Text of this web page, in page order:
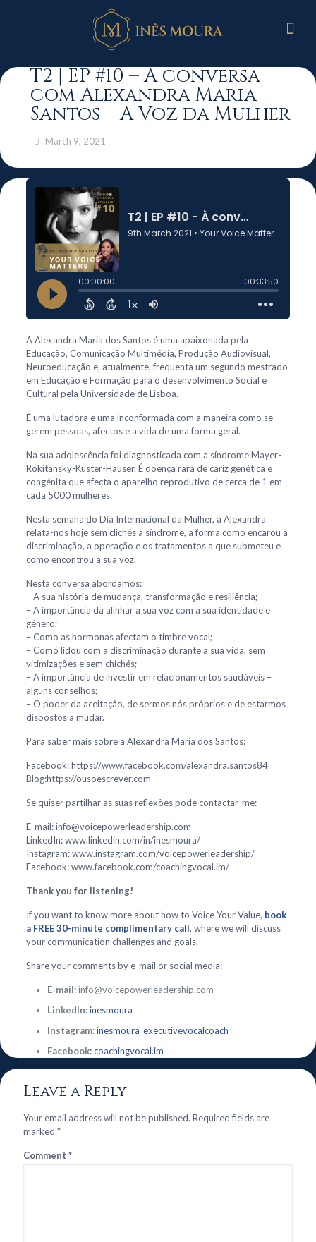
T2 | EP #10 – À conversa
com Alexandra Maria
Santos – A Voz da Mulher
March 9, 2021
A Alexandra Maria dos Santos é uma apaixonada pela
Educação, Comunicação Multimédia, Produção Audiovisual,
Neuroeducação e, atualmente, frequenta um segundo mestrado
em Educação e Formação para o desenvolvimento Social e
Cultural pela Universidade de Lisboa.
É uma lutadora e uma inconformada com a maneira como se
gerem pessoas, afectos e a vida de uma forma geral.
Na sua adolescência foi diagnosticada com a síndrome Mayer-
Rokitansky-Kuster-Hauser. É doença rara de cariz genética e
congénita que afecta o aparelho reprodutivo de cerca de 1 em
cada 5000 mulheres.
Nesta semana do Dia Internacional da Mulher, a Alexandra
relata-nos hoje sem clichés a síndrome, a forma como encarou a
discriminação, a operação e os tratamentos a que submeteu e
como encontrou a sua voz.
Nesta conversa abordamos:
– A sua história de mudança, transformação e resiliência;
– A importância da alinhar a sua voz com a sua identidade e
género;
– Como as hormonas afectam o timbre vocal;
– Como lidou com a discriminação durante a sua vida, sem
vitimizações e sem chichés;
– A importância de investir em relacionamentos saudáveis –
alguns conselhos;
– O poder da aceitação, de sermos nós próprios e de estarmos
dispostos a mudar.
Para saber mais sobre a Alexandra Maria dos Santos:
Facebook: https://www.facebook.com/alexandra.santos84
Blog:https://ousoescrever.com
Se quiser partilhar as suas reflexões pode contactar-me:
E-mail: info@voicepowerleadership.com
LinkedIn: www.linkedin.com/in/inesmoura/
Instagram: www.instagram.com/voicepowerleadership/
Facebook: www.facebook.com/coachingvocal.im/
Thank you for listening!
If you want to know more about how to Voice Your Value, book
a FREE 30-minute complimentary call, where we will discuss
your communication challenges and goals.
Share your comments by e-mail or social media:
E-mail:info@voicepowerleadership.com
LinkedIn:inesmoura
Instagram:inesmoura_executivevocalcoach
Facebook:coachingvocal.im
Leave a Reply
Your email address will not be published. Required fields are
marked *
Comment *